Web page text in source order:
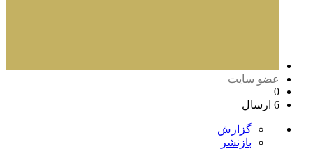
عضو سایت
0
6 ارسال
گزارش
بازنشر